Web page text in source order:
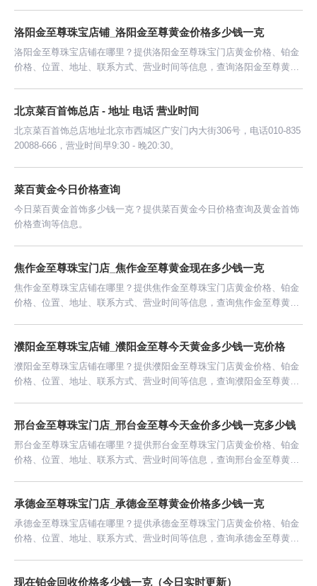
洛阳金至尊珠宝店铺_洛阳金至尊黄金价格多少钱一克
洛阳金至尊珠宝店铺在哪里？提供洛阳金至尊珠宝门店黄金价格、铂金
价格、位置、地址、联系方式、营业时间等信息，查询洛阳金至尊黄金
北京菜百首饰总店 - 地址 电话 营业时间
北京菜百首饰总店地址北京市西城区广安门内大街306号，电话010-835
20088-666，营业时间早9:30 - 晚20:30。
菜百黄金今日价格查询
今日菜百黄金首饰多少钱一克？提供菜百黄金今日价格查询及黄金首饰
价格查询等信息。
焦作金至尊珠宝门店_焦作金至尊黄金现在多少钱一克
焦作金至尊珠宝店铺在哪里？提供焦作金至尊珠宝门店黄金价格、铂金
价格、位置、地址、联系方式、营业时间等信息，查询焦作金至尊黄金
濮阳金至尊珠宝店铺_濮阳金至尊今天黄金多少钱一克价格
濮阳金至尊珠宝店铺在哪里？提供濮阳金至尊珠宝门店黄金价格、铂金
价格、位置、地址、联系方式、营业时间等信息，查询濮阳金至尊黄金
邢台金至尊珠宝门店_邢台金至尊今天金价多少钱一克多少钱
邢台金至尊珠宝店铺在哪里？提供邢台金至尊珠宝门店黄金价格、铂金
价格、位置、地址、联系方式、营业时间等信息，查询邢台金至尊黄金
承德金至尊珠宝门店_承德金至尊黄金价格多少钱一克
承德金至尊珠宝店铺在哪里？提供承德金至尊珠宝门店黄金价格、铂金
价格、位置、地址、联系方式、营业时间等信息，查询承德金至尊黄金
现在铂金回收价格多少钱一克（今日实时更新）